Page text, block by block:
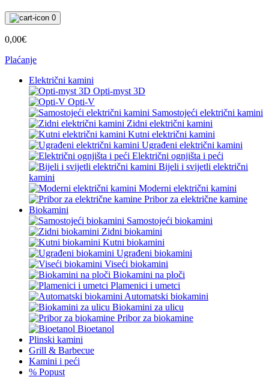
0
0,00€
Plaćanje
Električni kamini
Opti-myst 3D
Opti-V
Samostojeći električni kamini
Zidni električni kamini
Kutni električni kamini
Ugrađeni električni kamini
Električni ognjišta i peći
Bijeli i svijetli električni
kamini
Moderni električni kamini
Pribor za električne kamine
Biokamini
Samostojeći biokamini
Zidni biokamini
Kutni biokamini
Ugrađeni biokamini
Viseći biokamini
Biokamini na ploči
Plamenici i umetci
Automatski biokamini
Biokamini za ulicu
Pribor za biokamine
Bioetanol
Plinski kamini
Grill & Barbecue
Kamini i peći
% Popust